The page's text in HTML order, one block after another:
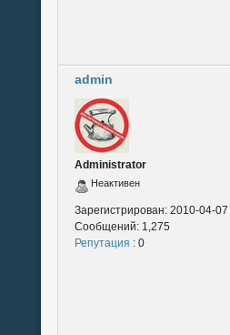
admin
Administrator
Неактивен
Зарегистрирован: 2010-04-07
Сообщений: 1,275
Репутация : 0